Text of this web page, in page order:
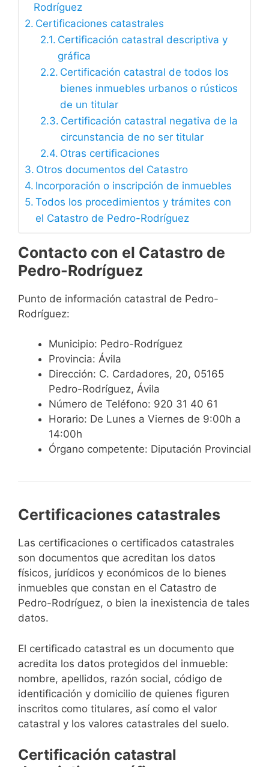
Rodríguez
Certificaciones catastrales
Certificación catastral descriptiva y
gráfica
Certificación catastral de todos los
bienes inmuebles urbanos o rústicos
de un titular
Certificación catastral negativa de la
circunstancia de no ser titular
Otras certificaciones
Otros documentos del Catastro
Incorporación o inscripción de inmuebles
Todos los procedimientos y trámites con
el Catastro de Pedro-Rodríguez
Contacto con el Catastro de
Pedro-Rodríguez
Punto de información catastral de Pedro-
Rodríguez:
Municipio: Pedro-Rodríguez
Provincia: Ávila
Dirección: C. Cardadores, 20, 05165
Pedro-Rodríguez, Ávila
Número de Teléfono: 920 31 40 61
Horario: De Lunes a Viernes de 9:00h a
14:00h
Órgano competente: Diputación Provincial
Certificaciones catastrales
Las certificaciones o certificados catastrales
son documentos que acreditan los datos
físicos, jurídicos y económicos de lo bienes
inmuebles que constan en el Catastro de
Pedro-Rodríguez, o bien la inexistencia de tales
datos.
El certificado catastral es un documento que
acredita los datos protegidos del inmueble:
nombre, apellidos, razón social, código de
identificación y domicilio de quienes figuren
inscritos como titulares, así como el valor
catastral y los valores catastrales del suelo.
Certificación catastral